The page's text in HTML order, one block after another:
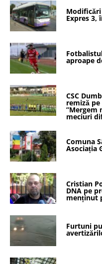
Expres 3,
aproape
CSC
remiză
”Mergem
meciuri
Comuna
Asociația
Cristian
DNA pe
menținut
Furtuni